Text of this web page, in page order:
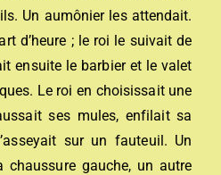
Un aumônier les attendait.
d’heure ; le roi le suivait de
ensuite le barbier et le valet
Le roi en choisissait une
ses mules, enfilait sa
sur un fauteuil. Un
chaussure gauche, un autre